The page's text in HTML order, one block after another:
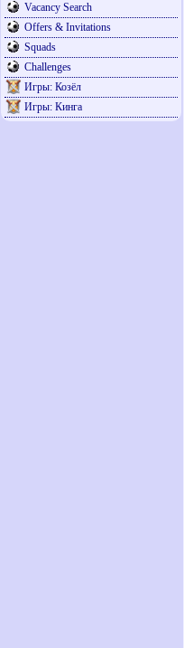
Vacancy Search
Offers & Invitations
Squads
Challenges
Игры: Козёл
Игры: Кинга